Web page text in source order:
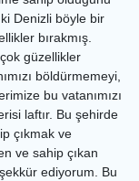
Denizli böyle bir
bırakmış.
güzellikler
böldürmemeyi,
bu vatanımızı
laftır. Bu şehirde
çıkmak ve
ve sahip çıkan
ediyorum. Bu